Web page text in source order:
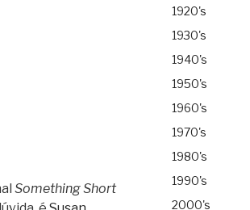
Something Short
1920's
1930's
1940's
1950's
1960's
1970's
1980's
1990's
2000's